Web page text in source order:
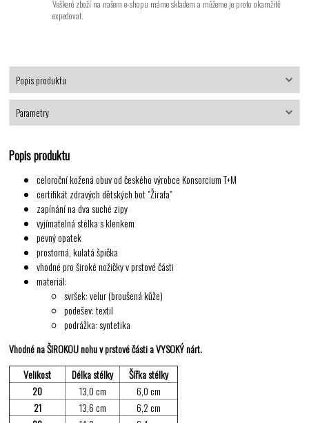
Veškeré zboží na našem e-shopu máme skladem a můžeme je proto okamžitě
expedovat.
Popis produktu
Parametry
Popis produktu
celoroční kožená obuv od českého výrobce Konsorcium T+M
certifikát zdravých dětských bot "Žirafa"
zapínání na dva suché zipy
vyjímatelná stélka s klenkem
pevný opatek
prostorná, kulatá špička
vhodné pro široké nožičky v prstové části
materiál:
svršek: velur (broušená kůže)
podešev: textil
podrážka: syntetika
Vhodné na ŠIROKOU nohu v prstové části a VYSOKÝ nárt.
Velikost
Délka stélky
Šířka stélky
20
13,0 cm
6,0 cm
21
13,6 cm
6,2 cm